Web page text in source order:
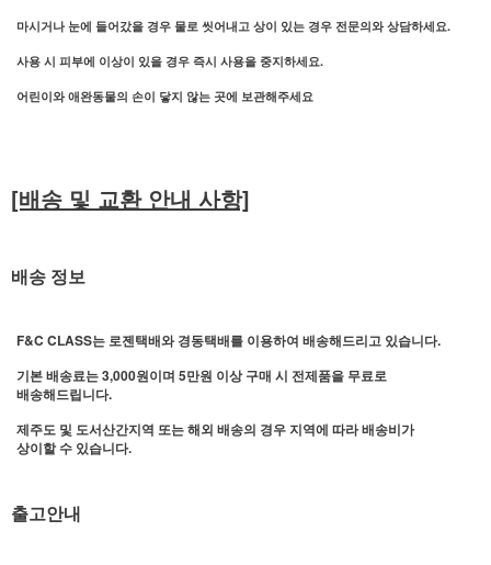
마시거나 눈에 들어갔을 경우 물로 씻어내고 상이 있는 경우 전문의와 상담하세요.
사용 시 피부에 이상이 있을 경우 즉시 사용을 중지하세요.
어린이와 애완동물의 손이 닿지 않는 곳에 보관해주세요
[배송 및 교환 안내 사항]
배송 정보
F&C CLASS는 로젠택배와 경동택배를 이용하여 배송해드리고 있습니다.
기본 배송료는 3,000원이며 5만원 이상 구매 시 전제품을 무료로
배송해드립니다.
제주도 및 도서산간지역 또는 해외 배송의 경우 지역에 따라 배송비가
상이할 수 있습니다.
출고안내